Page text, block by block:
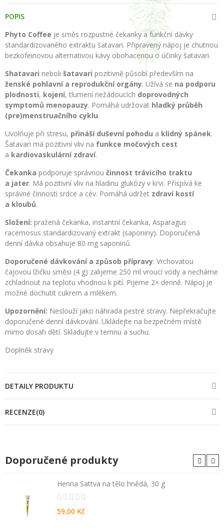
POPIS
Phyto Coffee je směs rozpustné čekanky a funkční dávky
standardizovaného extraktu šatavari. Připravený nápoj je chutnou
bezkofeinovou alternativou kávy obohacenou o účinky šatavari.
Shatavari neboli šatavari pozitivně působí především na
ženské pohlavní a reprodukční orgány. Užívá se na podporu
plodnosti, kojení, tlumení nežádoucích doprovodných
symptomů menopauzy. Pomáhá udržovat hladký průběh
(pre)menstruačního cyklu.
Uvolňuje při stresu, přináší duševní pohodu a klidný spánek.
Šatavari má pozitivní vliv na funkce močových cest
a kardiovaskulární zdraví.
Čekanka podporuje správnou činnost trávicího traktu
a jater. Má pozitivní vliv na hladinu glukózy v krvi. Přispívá ke
správné činnosti srdce a cév. Pomáhá udržet zdraví kostí
a kloubů.
Složení: pražená čekanka, instantní čekanka, Asparagus
racemosus standardizovaný extrakt (saponiny). Doporučená
denní dávka obsahuje 80 mg saponinů.
Doporučené dávkování a způsob přípravy: Vrchovatou
čajovou lžičku směsi (4 g) zalijeme 250 ml vroucí vody a necháme
zchladnout na teplotu vhodnou k pití. Pijeme 2× denně. Nápoj je
možné dochutit cukrem a mlékem.
Upozornění: Neslouží jako náhrada pestré stravy. Nepřekračujte
doporučené denní dávkování. Ukládejte na bezpečném místě
mimo dosah dětí. Skladujte v temnu a suchu.
Doplněk stravy
DETAILY PRODUKTU
RECENZE(0)
Doporučené produkty
Henna Sattva na tělo hnědá, 30 g
59,00 Kč